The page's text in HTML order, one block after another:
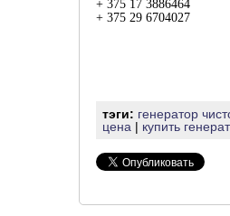
+ 375 17 3886464
+ 375 29 6704027
тэги: генератор
цена | купить